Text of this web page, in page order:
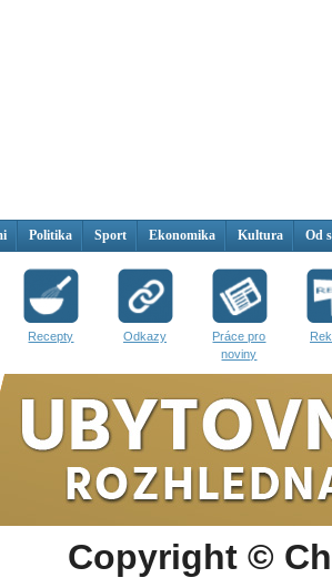
Politika Sport Ekonomika Kultura Od
Recepty Odkazy
Práce pro
noviny
Copyright ©